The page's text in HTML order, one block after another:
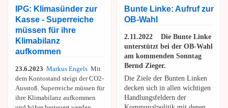
IPG: Klimasünder zur
Kasse - Superreiche
müssen für ihre
Klimabilanz
aufkommen
23.6.2023 Markus Engels Mit
dem Kontostand steigt der CO2-
Ausstoß. Superreiche müssen für
ihre Klimabilanz aufkommen
Bunte Linke: Aufruf zur
OB-Wahl
2.11.2022 Die Bunte Linke
unterstützt bei der OB-Wahl
am kommenden Sonntag
Bernd Zieger.
Die Ziele der Bunten Linken
decken sich in allen wichtigen
Handlungsfeldern der